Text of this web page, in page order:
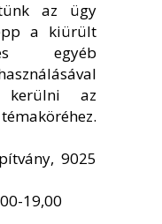
az ügy
a kiürült
egyéb
kerülni az
9025
19,00